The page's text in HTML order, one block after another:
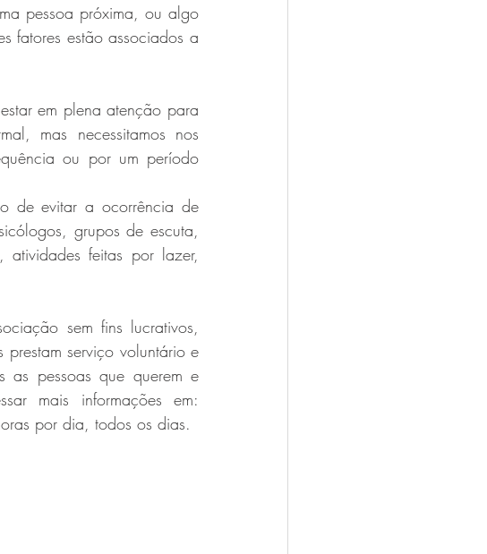
pessoa próxima, ou algo
fatores estão associados a
em plena atenção para
mas necessitamos nos
ou por um período
de evitar a ocorrência de
grupos de escuta,
atividades feitas por lazer,
sem fins lucrativos,
serviço voluntário e
pessoas que querem e
por dia, todos os dias.